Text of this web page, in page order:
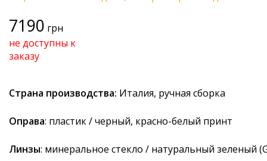
7190 грн
не доступны к
заказу
Страна производства: Италия, ручная сборка
Оправа: пластик / черный, красно-белый принт
Линзы: минеральное стекло / натуральный зеленый